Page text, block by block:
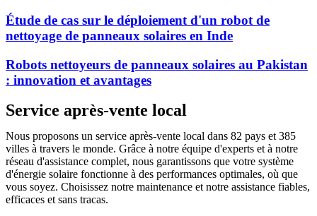
Étude de cas sur le déploiement d'un robot de
nettoyage de panneaux solaires en Inde
Robots nettoyeurs de panneaux solaires au Pakistan
: innovation et avantages
Service après-vente local
Nous proposons un service après-vente local dans 82 pays et 385
villes à travers le monde. Grâce à notre équipe d'experts et à notre
réseau d'assistance complet, nous garantissons que votre système
d'énergie solaire fonctionne à des performances optimales, où que
vous soyez. Choisissez notre maintenance et notre assistance fiables,
efficaces et sans tracas.